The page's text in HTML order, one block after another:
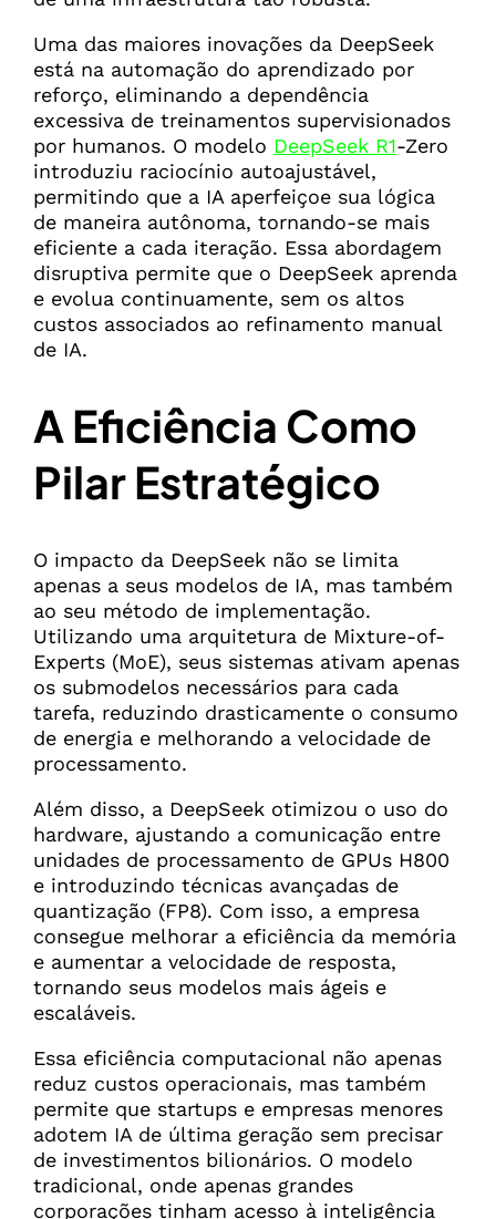
Uma das maiores inovações da DeepSeek
está na automação do aprendizado por
reforço, eliminando a dependência
excessiva de treinamentos supervisionados
por humanos. O modelo DeepSeek R1-Zero
introduziu raciocínio autoajustável,
permitindo que a IA aperfeiçoe sua lógica
de maneira autônoma, tornando-se mais
eficiente a cada iteração. Essa abordagem
disruptiva permite que o DeepSeek aprenda
e evolua continuamente, sem os altos
custos associados ao refinamento manual
de IA.
A Eficiência Como
Pilar Estratégico
O impacto da DeepSeek não se limita
apenas a seus modelos de IA, mas também
ao seu método de implementação.
Utilizando uma arquitetura de Mixture-of-
Experts (MoE), seus sistemas ativam apenas
os submodelos necessários para cada
tarefa, reduzindo drasticamente o consumo
de energia e melhorando a velocidade de
processamento.
Além disso, a DeepSeek otimizou o uso do
hardware, ajustando a comunicação entre
unidades de processamento de GPUs H800
e introduzindo técnicas avançadas de
quantização (FP8). Com isso, a empresa
consegue melhorar a eficiência da memória
e aumentar a velocidade de resposta,
tornando seus modelos mais ágeis e
escaláveis.
Essa eficiência computacional não apenas
reduz custos operacionais, mas também
permite que startups e empresas menores
adotem IA de última geração sem precisar
de investimentos bilionários. O modelo
tradicional, onde apenas grandes
corporações tinham acesso à inteligência